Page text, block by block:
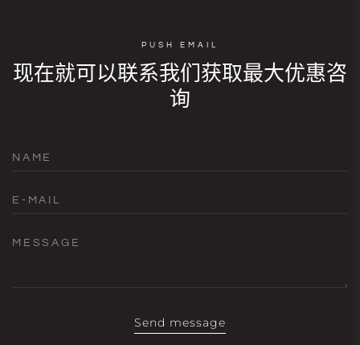
PUSH EMAIL
现在就可以联系我们获取最大优惠咨
询
NAME
E-MAIL
MESSAGE
Send message